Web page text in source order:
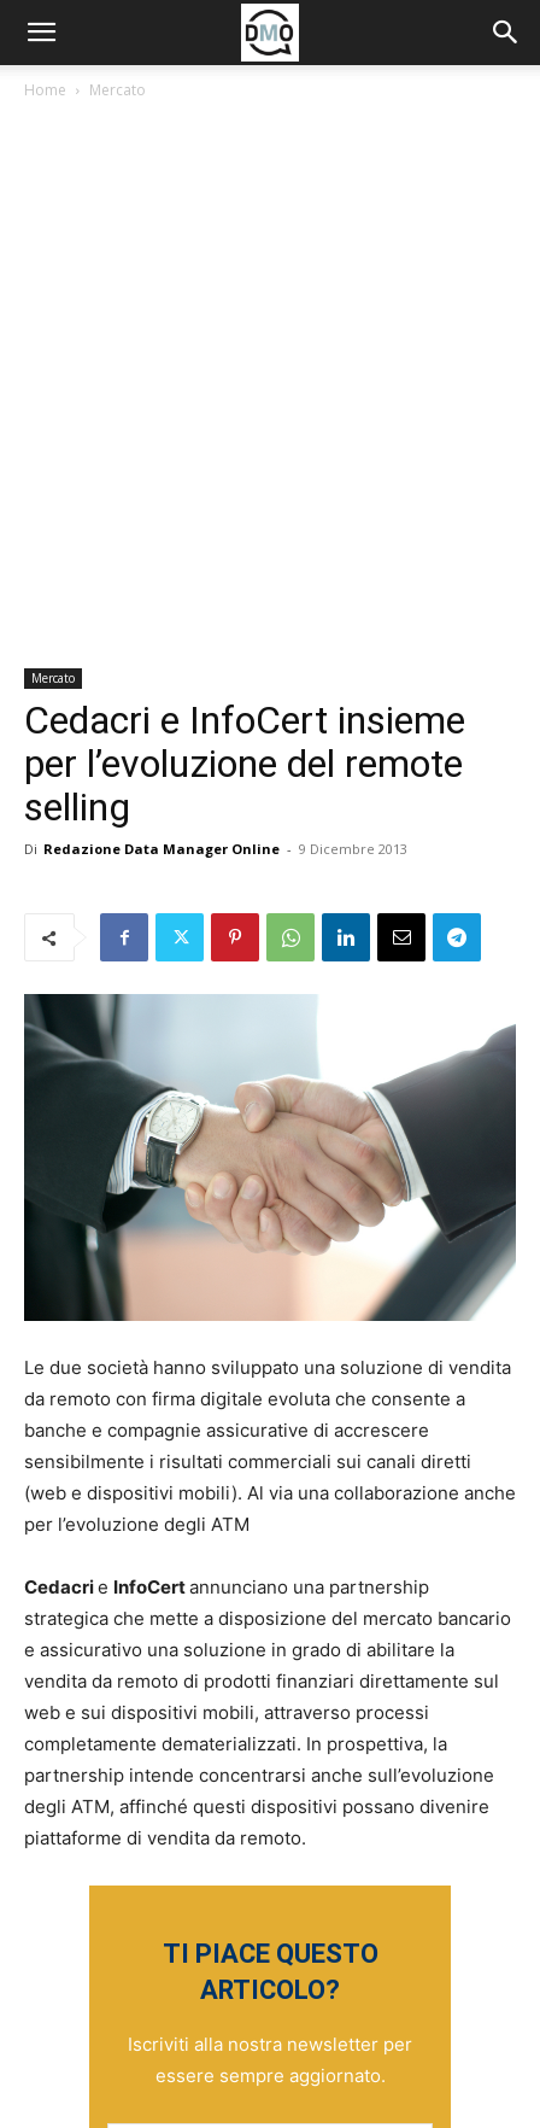
Home Mercato
Mercato
Cedacri e InfoCert insieme
per l’evoluzione del remote
selling
Di Redazione Data Manager Online - 9 Dicembre 2013
Le due società hanno sviluppato una soluzione di vendita
da remoto con firma digitale evoluta che consente a
banche e compagnie assicurative di accrescere
sensibilmente i risultati commerciali sui canali diretti
(web e dispositivi mobili). Al via una collaborazione anche
per l’evoluzione degli ATM
Cedacrie InfoCertannunciano una partnership
strategica che mette a disposizione del mercato bancario
e assicurativo una soluzione in grado di abilitare la
vendita da remoto di prodotti finanziari direttamente sul
web e sui dispositivi mobili, attraverso processi
completamente dematerializzati. In prospettiva, la
partnership intende concentrarsi anche sull’evoluzione
degli ATM, affinché questi dispositivi possano divenire
piattaforme di vendita da remoto.
TI PIACE QUESTO
ARTICOLO?
Iscriviti alla nostra newsletter per
essere sempre aggiornato.